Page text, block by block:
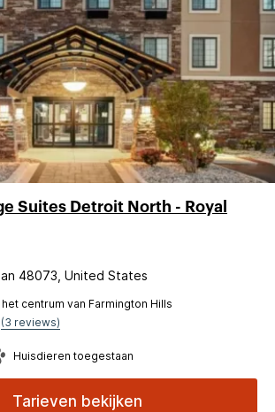
Suites Detroit North - Royal
48073, United States
het centrum van Farmington Hills
(3 reviews)
Huisdieren toegestaan
Tarieven bekijken